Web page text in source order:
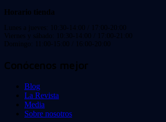
Horario tienda
Lunes a jueves: 10:30-14:00 / 17:00-20:00
Viernes y sábado: 10:30-14:00 / 17:00-21:00
Domingo: 11:00-15:00 / 16:00-20:00
Conócenos mejor
Blog
La Revista
Media
Sobre nosotros